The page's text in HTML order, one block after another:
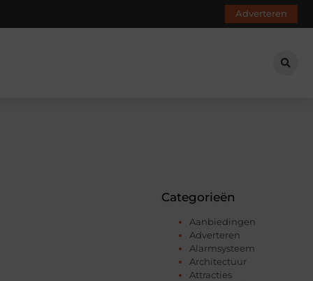
Adverteren
Categorieën
Aanbiedingen
Adverteren
Alarmsysteem
Architectuur
Attracties